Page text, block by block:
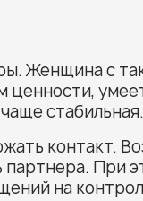
Женщина с
ценности,
стабильная.
контакт.
партнера. При
на